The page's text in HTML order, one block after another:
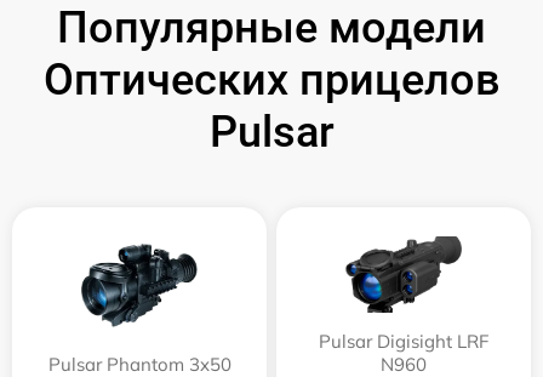
Популярные модели
Оптических прицелов
Pulsar
Pulsar Phantom 3x50
Pulsar Digisight LRF
N960